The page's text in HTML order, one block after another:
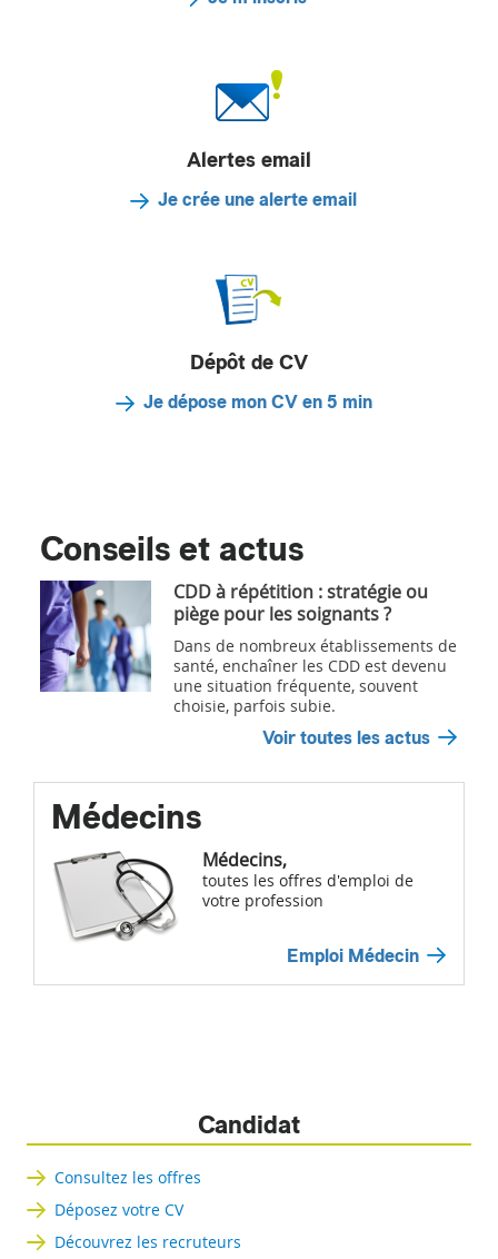
Alertes email
Je crée une alerte email
Dépôt de CV
Je dépose mon CV en 5 min
Conseils et actus
CDD à répétition : stratégie ou
piège pour les soignants ?
Dans de nombreux établissements de
santé, enchaîner les CDD est devenu
une situation fréquente, souvent
choisie, parfois subie.
Voir toutes les actus
Médecins
Médecins,
toutes les offres d'emploi de
votre profession
Emploi Médecin
Candidat
Consultez les offres
Déposez votre CV
Découvrez les recruteurs